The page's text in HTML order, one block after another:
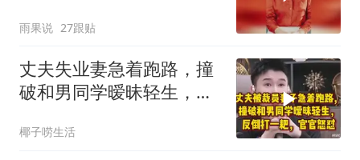
雨果说 27跟贴
丈夫失业妻急着跑路，撞
破和男同学暧昧轻生，反
椰子唠生活